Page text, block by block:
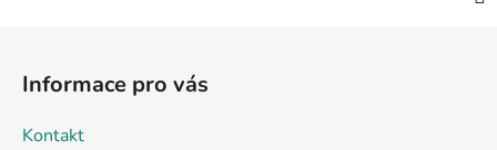
Informace pro vás
Kontakt